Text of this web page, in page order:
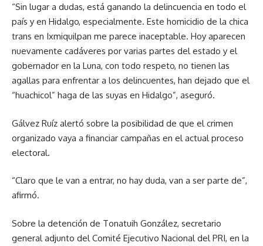
“Sin lugar a dudas, está ganando la delincuencia en todo el
país y en Hidalgo, especialmente. Este homicidio de la chica
trans en Ixmiquilpan me parece inaceptable. Hoy aparecen
nuevamente cadáveres por varias partes del estado y el
gobernador en la Luna, con todo respeto, no tienen las
agallas para enfrentar a los delincuentes, han dejado que el
“huachicol” haga de las suyas en Hidalgo”, aseguró.
Gálvez Ruíz alertó sobre la posibilidad de que el crimen
organizado vaya a financiar campañas en el actual proceso
electoral.
“Claro que le van a entrar, no hay duda, van a ser parte de”,
afirmó.
Sobre la detención de Tonatuih González, secretario
general adjunto del Comité Ejecutivo Nacional del PRI, en la